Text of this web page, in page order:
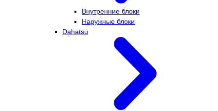
Внутренние блоки
Наружные блоки
Dahatsu